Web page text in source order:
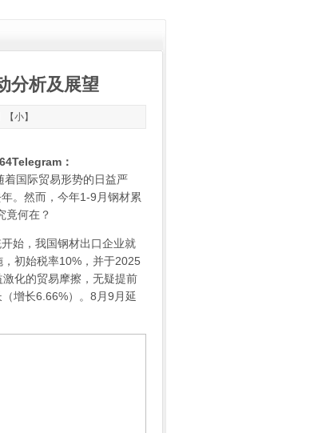
分析及展望
【小】
：
国际贸易形势的日益严
。然而，今年1-9月钢材累
竟何在？
始，我国钢材出口企业就
初始税率10%，并于2025
化的贸易摩擦，无疑提前
增长6.66%）。8月9月延